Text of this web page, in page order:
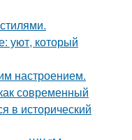
уют, который
настроением.
современный
в исторический